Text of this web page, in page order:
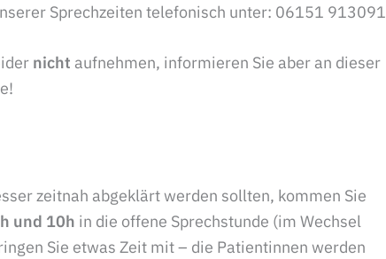
Sprechzeiten telefonisch unter: 06151 913091
nicht aufnehmen, informieren Sie aber an dieser
zeitnah abgeklärt werden sollten, kommen Sie
und 10h in die offene Sprechstunde (im Wechsel
Sie etwas Zeit mit – die Patientinnen werden